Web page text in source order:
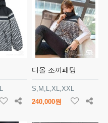
디올 조끼패딩
S,M,L,XL,XXL
240,000원